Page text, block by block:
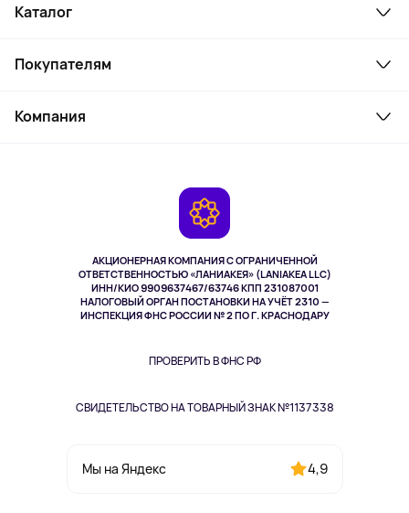
АКЦИОНЕРНАЯ КОМПАНИЯ С ОГРАНИЧЕННОЙ
ОТВЕТСТВЕННОСТЬЮ «ЛАНИАКЕЯ» (LANIAKEA LLC)
ИНН/КИО 9909637467/63746 КПП 231087001
НАЛОГОВЫЙ ОРГАН ПОСТАНОВКИ НА УЧЁТ 2310 —
ИНСПЕКЦИЯ ФНС РОССИИ № 2 ПО Г. КРАСНОДАРУ
ПРОВЕРИТЬ В ФНС РФ
СВИДЕТЕЛЬСТВО НА ТОВАРНЫЙ ЗНАК №1137338
Мы на Яндекс 4,9
Каталог
Ноутбуки, мониторы, VR
Косметика и уход
Здоровье питомцев
Одежда и аксессуары
Покупателям
Как заказать
Компания